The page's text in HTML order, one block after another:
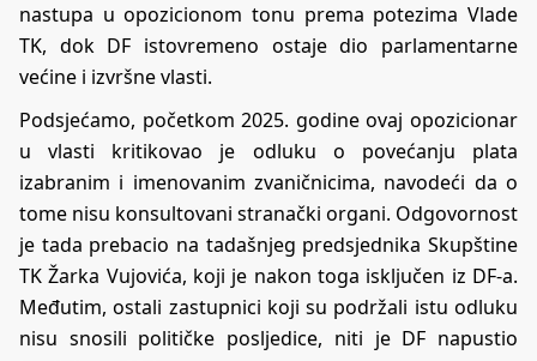
nastupa u opozicionom tonu prema potezima Vlade
TK, dok DF istovremeno ostaje dio parlamentarne
većine i izvršne vlasti.
Podsjećamo, početkom 2025. godine ovaj opozicionar
u vlasti kritikovao je odluku o povećanju plata
izabranim i imenovanim zvaničnicima, navodeći da o
tome nisu konsultovani stranački organi. Odgovornost
je tada prebacio na tadašnjeg predsjednika Skupštine
TK Žarka Vujovića, koji je nakon toga isključen iz DF-a.
Međutim, ostali zastupnici koji su podržali istu odluku
nisu snosili političke posljedice, niti je DF napustio